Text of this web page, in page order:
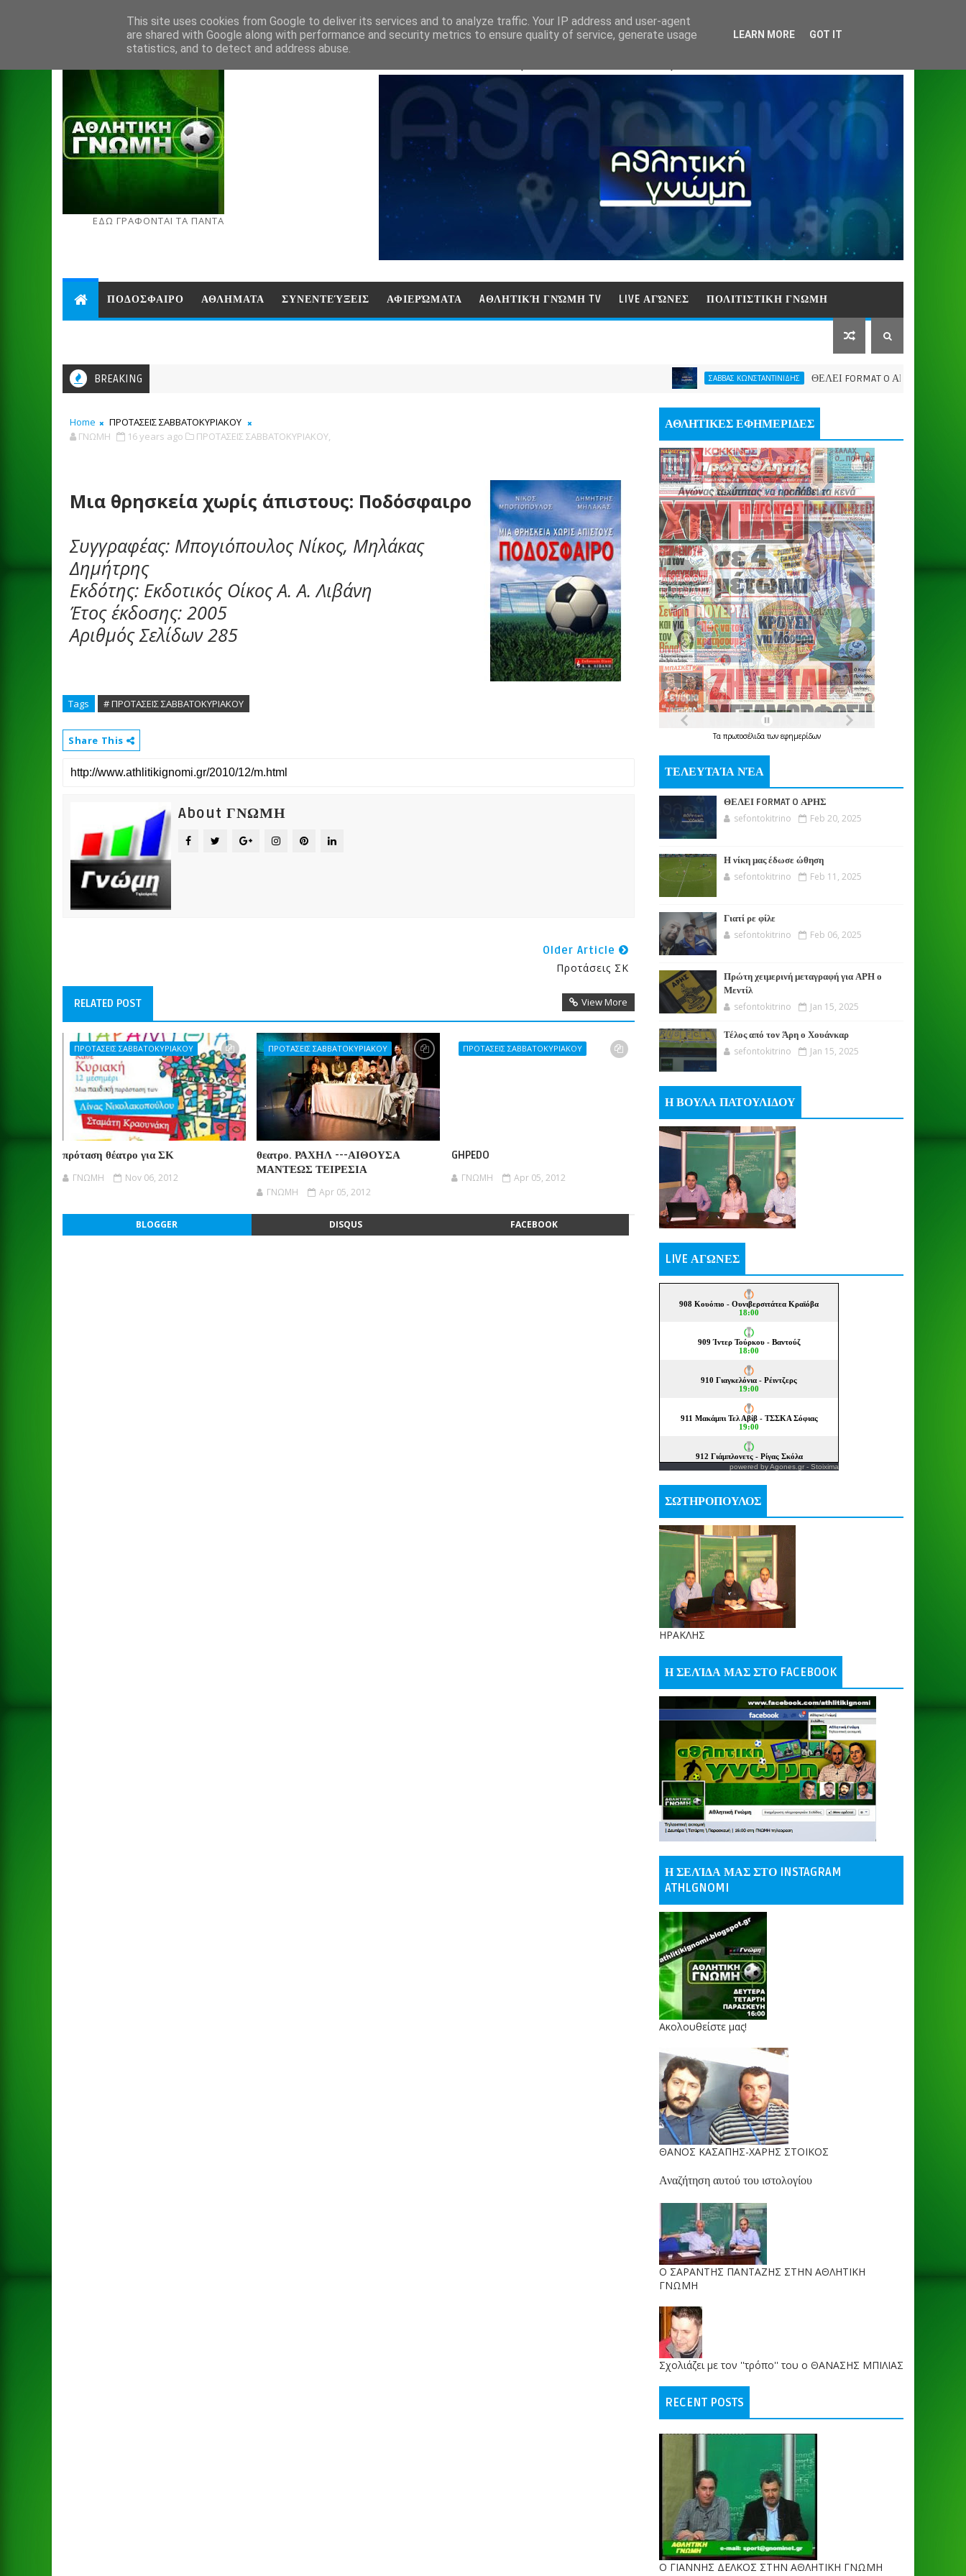
ΕΔΩ ΓΡΑΦΟΝΤΑΙ ΤΑ ΠΑΝΤΑ
ΠΟΔΟΣΦΑΙΡΟ ΑΘΛΗΜΑΤΑ ΣΥΝΕΝΤΕΎΞΕΙΣ ΑΦΙΕΡΏΜΑΤΑ AΘΛΗΤΙΚΉ ΓΝΏΜΗ TV LIVE ΑΓΏΝΕΣ ΠΟΛΙΤΙΣΤΙΚΗ ΓΝΩΜΗ
BREAKING ΣΑΒΒΑΣ ΚΩΝΣΤΑΝΤΙΝΙΔΗΣ ΘΕΛΕΙ FORMAT O ΑΡΗΣ
Home
ΠΡΟΤΑΣΕΙΣ ΣΑΒΒΑΤΟΚΥΡΙΑΚΟΥ
ΓΝΩΜΗ
16 years ago ΠΡΟΤΑΣΕΙΣ ΣΑΒΒΑΤΟΚΥΡΙΑΚΟΥ,
Mια θρησκεία χωρίς άπιστους: Ποδόσφαιρο
Συγγραφέας: Μπογιόπουλος Νίκος, Μηλάκας
Δημήτρης
Εκδότης: Εκδοτικός Οίκος Α. Α. Λιβάνη
Έτος έκδοσης: 2005
Αριθμός Σελίδων 285
Tags # ΠΡΟΤΑΣΕΙΣ ΣΑΒΒΑΤΟΚΥΡΙΑΚΟΥ
Share This
About ΓΝΩΜΗ
Older Article
Προτάσεις ΣΚ
RELATED POST View More
ΠΡΟΤΑΣΕΙΣ ΣΑΒΒΑΤΟΚΥΡΙΑΚΟΥ
πρόταση θέατρο για ΣΚ
ΓΝΩΜΗ Nov 06, 2012
ΠΡΟΤΑΣΕΙΣ ΣΑΒΒΑΤΟΚΥΡΙΑΚΟΥ
θεατρο. ΡΑΧΗΛ ---ΑΙΘΟΥΣΑ
ΜΑΝΤΕΩΣ ΤΕΙΡΕΣΙΑ
ΓΝΩΜΗ Apr 05, 2012
ΠΡΟΤΑΣΕΙΣ ΣΑΒΒΑΤΟΚΥΡΙΑΚΟΥ
GHPEDO
ΓΝΩΜΗ Apr 05, 2012
BLOGGER DISQUS FACEBOOK
ΑΘΛΗΤΙΚΕΣ ΕΦΗΜΕΡΙΔΕΣ
Τα πρωτοσέλιδατων εφημερίδων
ΤΕΛΕΥΤΑΊΑ ΝΈΑ
ΘΕΛΕΙ FORMAT O ΑΡΗΣ
sefontokitrino Feb 20, 2025
Η νίκη μας έδωσε ώθηση
sefontokitrino Feb 11, 2025
Γιατί ρε φίλε
sefontokitrino Feb 06, 2025
Πρώτη χειμερινή μεταγραφή για ΑΡΗ ο
Μεντίλ
sefontokitrino Jan 15, 2025
Τέλος από τον Άρη ο Χουάνκαρ
sefontokitrino Jan 15, 2025
Η ΒΟΥΛΑ ΠΑΤΟΥΛΙΔΟΥ
LIVE ΑΓΩΝΕΣ
powered byAgones.gr - Stoixima
ΣΩΤΗΡΟΠΟΥΛΟΣ
ΗΡΑΚΛΗΣ
Η ΣΕΛΊΔΑ ΜΑΣ ΣΤΟ FACEBOOK
Η ΣΕΛΊΔΑ ΜΑΣ ΣΤΟ INSTAGRAM
ATHLGNOMI
Ακολουθείστε μας!
ΘΑΝΟΣ ΚΑΣΑΠΗΣ-ΧΑΡΗΣ ΣΤΟΙΚΟΣ
Αναζήτηση αυτού του ιστολογίου
O ΣΑΡΑΝΤΗΣ ΠΑΝΤΑΖΗΣ ΣΤΗΝ ΑΘΛΗΤΙΚΗ
ΓΝΩΜΗ
Σχολιάζει με τον ''τρόπο'' του ο ΘΑΝΑΣΗΣ ΜΠΙΛΙΑΣ
RECENT POSTS
Ο ΓΙΑΝΝΗΣ ΔΕΛΚΟΣ ΣΤΗΝ ΑΘΛΗΤΙΚΗ ΓΝΩΜΗ
This site uses cookies from Google to deliver its services and to analyze traffic. Your IP address and user-agent
are shared with Google along with performance and security metrics to ensure quality of service, generate usage
statistics, and to detect and address abuse.
LEARN MORE GOT IT